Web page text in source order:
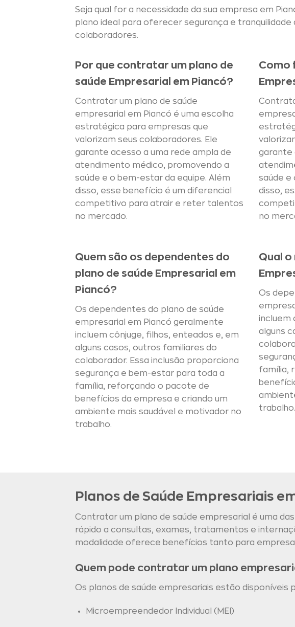
Seja qual for a necessidade da sua empresa em
plano ideal para oferecer segurança e tranquilidade
colaboradores.
Por que contratar um plano de
saúde Empresarial em Piancó?
Contratar um plano de saúde
empresarial em Piancó é uma escolha
estratégica para empresas que
valorizam seus colaboradores. Ele
garante acesso a uma rede ampla de
atendimento médico, promovendo a
saúde e o bem-estar da equipe. Além
disso, esse benefício é um diferencial
competitivo para atrair e reter talentos
no mercado.
Como
garante
saúde e
disso,
no
Quem são os dependentes do
plano de saúde Empresarial em
Piancó?
Os dependentes do plano de saúde
empresarial em Piancó geralmente
incluem cônjuge, filhos, enteados e, em
alguns casos, outros familiares do
colaborador. Essa inclusão proporciona
segurança e bem-estar para toda a
família, reforçando o pacote de
benefícios da empresa e criando um
ambiente mais saudável e motivador no
trabalho.
Qual o
Os
incluem
alguns
família,
trabalho.
Planos de Saúde Empresariais
Contratar um plano de saúde empresarial é uma
rápido a consultas, exames, tratamentos e
modalidade oferece benefícios tanto para
Quem pode contratar um plano
Os planos de saúde empresariais estão disponíveis
Microempreendedor Individual (MEI)